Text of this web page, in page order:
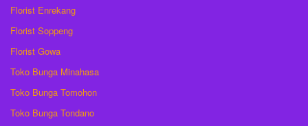
Florist Enrekang
Florist Soppeng
Florist Gowa
Toko Bunga Minahasa
Toko Bunga Tomohon
Toko Bunga Tondano